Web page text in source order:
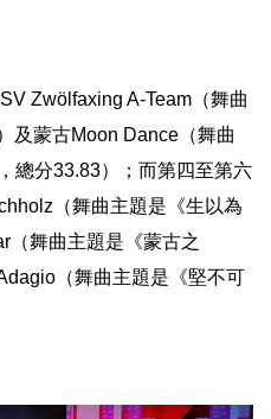
Zwölfaxing A-Team（舞曲
及蒙古Moon Dance（舞曲
總分33.83）；而第四至第六
（舞曲主題是《生以為
（舞曲主題是《蒙古之
（舞曲主題是《堅不可